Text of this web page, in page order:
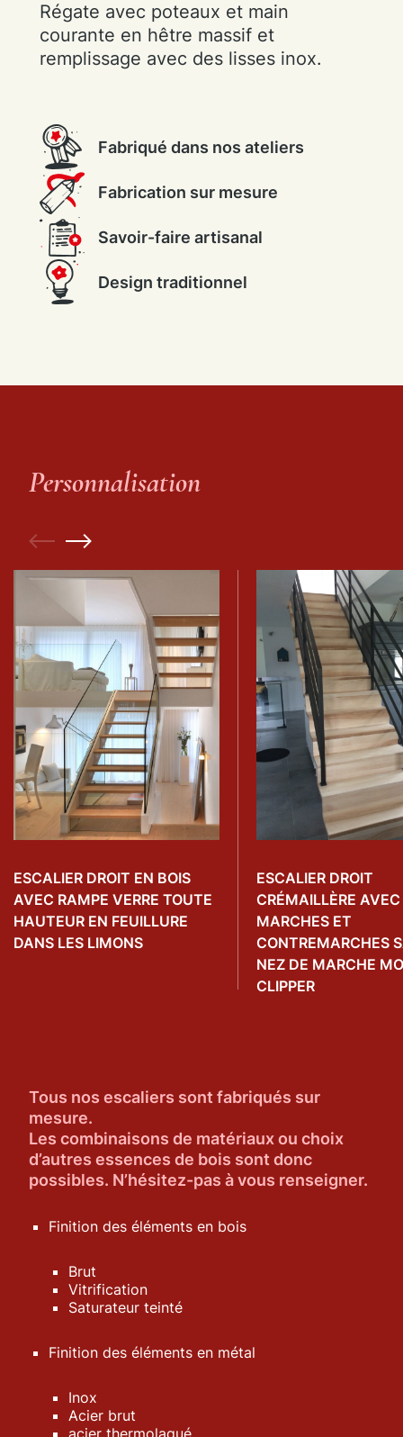
Régate avec poteaux et main
courante en hêtre massif et
remplissage avec des lisses inox.
Fabriqué dans nos ateliers
Fabrication sur mesure
Savoir-faire artisanal
Design traditionnel
Personnalisation
ESCALIER DROIT EN BOIS
AVEC RAMPE VERRE TOUTE
HAUTEUR EN FEUILLURE
DANS LES LIMONS
ESCALIER DROIT
CRÉMAILLÈRE AVEC
MARCHES ET
CONTREMARCHES
NEZ DE MARCHE
CLIPPER
Tous nos escaliers sont fabriqués sur
mesure.
Les combinaisons de matériaux ou choix
d’autres essences de bois sont donc
possibles. N’hésitez-pas à vous renseigner.
Finition des éléments en bois
Brut
Vitrification
Saturateur teinté
Finition des éléments en métal
Inox
Acier brut
acier thermolaqué